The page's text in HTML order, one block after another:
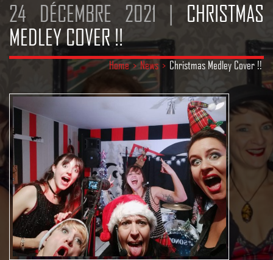
24 DÉCEMBRE 2021 | CHRISTMAS
MEDLEY COVER !!
Home > News > Christmas Medley Cover !!